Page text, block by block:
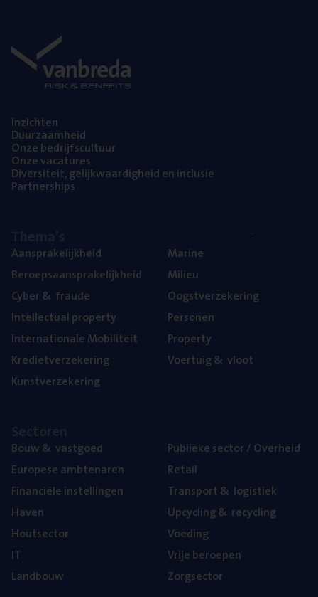
Inzich­ten
Duur­zaam­heid
Onze bedrijfs­cul­tuur
Onze vaca­tu­res
Diver­si­teit, gelijk­waar­dig­heid en inclusie
Part­ner­ships
Aan­spra­ke­lijk­heid
Beroeps­aan­spra­ke­lijk­heid
Cyber& fraude
Intel­lec­tu­al property
Inter­na­ti­o­na­le Mobiliteit
Kre­diet­ver­ze­ke­ring
Kunst­ver­ze­ke­ring
Mari­ne
Mili­eu
Oogst­ver­ze­ke­ring
Per­so­nen
Pro­per­ty
Voer­tuig& vloot
Bouw& vastgoed
Euro­pe­se ambtenaren
Finan­ci­ë­le instellingen
Haven
Hout­sec­tor
IT
Land­bouw
Publie­ke sec­tor / Overheid
Retail
Trans­port& logistiek
Upcy­cling& recycling
Voe­ding
Vrije beroe­pen
Zorg­sec­tor